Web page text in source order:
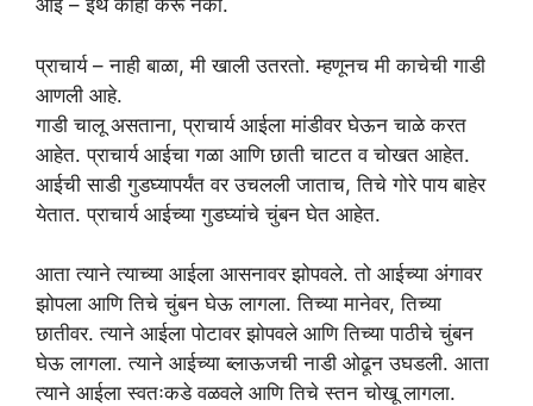
आई – इथे काही करू नका.
प्राचार्य – नाही बाळा, मी खाली उतरतो. म्हणूनच मी काचेची गाडी
आणली आहे.
गाडी चालू असताना, प्राचार्य आईला मांडीवर घेऊन चाळे करत
आहेत. प्राचार्य आईचा गळा आणि छाती चाटत व चोखत आहेत.
आईची साडी गुडघ्यापर्यंत वर उचलली जाताच, तिचे गोरे पाय बाहेर
येतात. प्राचार्य आईच्या गुडघ्यांचे चुंबन घेत आहेत.
आता त्याने त्याच्या आईला आसनावर झोपवले. तो आईच्या अंगावर
झोपला आणि तिचे चुंबन घेऊ लागला. तिच्या मानेवर, तिच्या
छातीवर. त्याने आईला पोटावर झोपवले आणि तिच्या पाठीचे चुंबन
घेऊ लागला. त्याने आईच्या ब्लाऊजची नाडी ओढून उघडली. आता
त्याने आईला स्वतःकडे वळवले आणि तिचे स्तन चोखू लागला.